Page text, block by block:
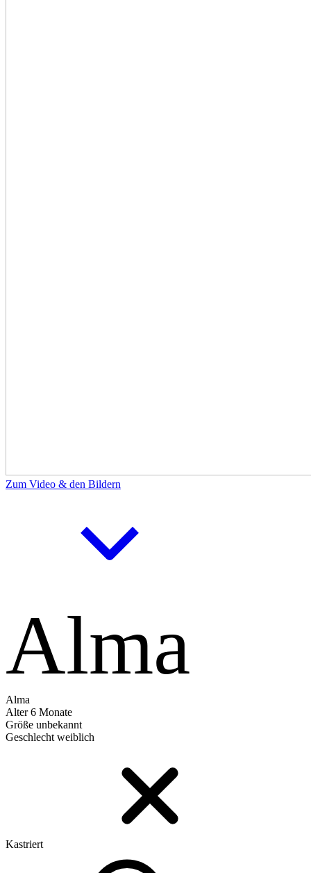
Zum Video & den Bildern
Alma
Alma
Alter 6 Monate
Größe unbekannt
Geschlecht weiblich
Kastriert